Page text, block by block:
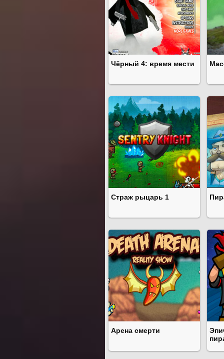
Чёрный 4: время мести
Страж рыцарь 1
Арена смерти